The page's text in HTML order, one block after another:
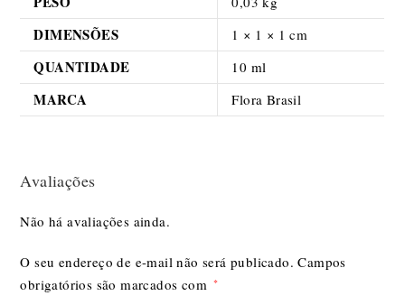
DIMENSÕES 1 × 1 × 1 cm
QUANTIDADE 10 ml
MARCA Flora Brasil
Avaliações
Não há avaliações ainda.
O seu endereço de e-mail não será publicado. Campos
obrigatórios são marcados com *